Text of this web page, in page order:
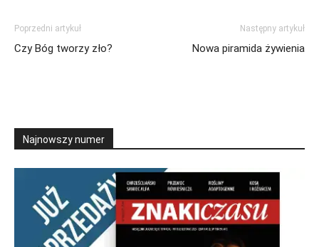
Poprzedni artykuł
Czy Bóg tworzy zło?
Następny artykuł
Nowa piramida żywienia
Najnowszy numer